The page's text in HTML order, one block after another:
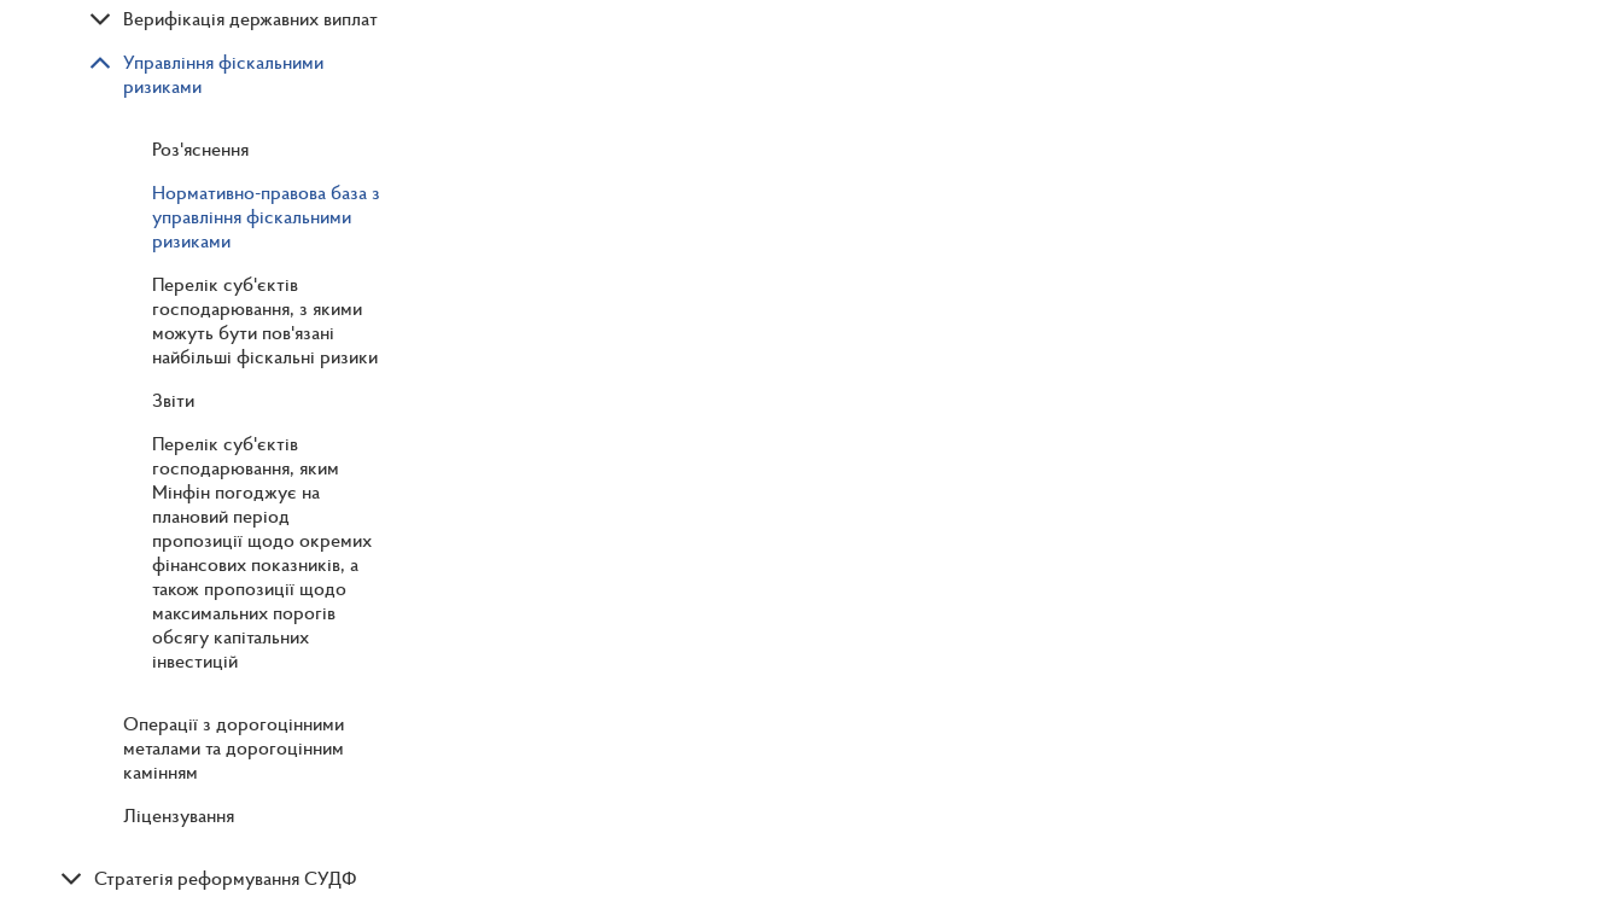
Верифікація державних виплат
Управління фіскальними
ризиками
Роз'яснення
Нормативно-правова база з
управління фіскальними
ризиками
Перелік суб'єктів
господарювання, з якими
можуть бути пов'язані
найбільші фіскальні ризики
Звіти
Перелік суб'єктів
господарювання, яким
Мінфін погоджує на
плановий період
пропозиції щодо окремих
фінансових показників, а
також пропозиції щодо
максимальних порогів
обсягу капітальних
інвестицій
Операції з дорогоцінними
металами та дорогоцінним
камінням
Ліцензування
Стратегія реформування СУДФ